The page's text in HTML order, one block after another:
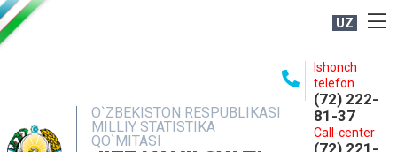
UZ
O`ZBEKISTON RESPUBLIKASI
MILLIY STATISTIKA
QO`MITASI
Ishonch
telefon
(72) 222-
81-37
Call-center
(72) 221-
NASHRLAR